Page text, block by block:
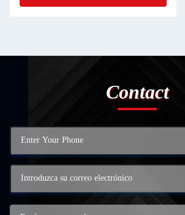
Contact